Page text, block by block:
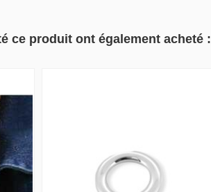
ce produit ont également acheté :